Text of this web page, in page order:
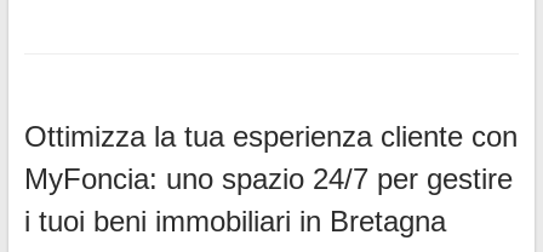
Ottimizza la tua esperienza cliente con
MyFoncia: uno spazio 24/7 per gestire
i tuoi beni immobiliari in Bretagna